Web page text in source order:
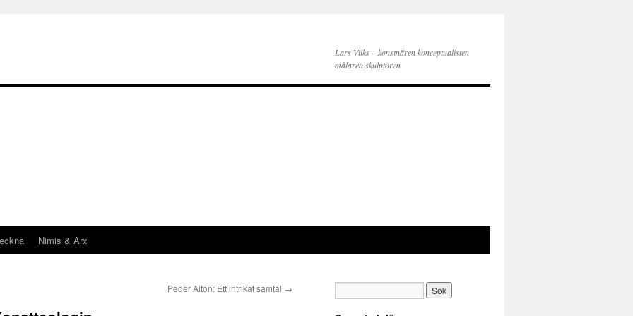
Lars Vilks – konstnären konceptualisten
målaren skulptören
Nimis & Arx
Peder Alton: Ett intrikat samtal →